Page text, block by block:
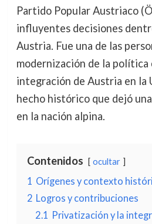
Partido Popular Austriaco
influyentes decisiones
Austria. Fue una de las
modernización de la política
integración de Austria en la
hecho histórico que dejó
en la nación alpina.
Contenidos ocultar
1 Orígenes y contexto
2 Logros y contribuciones
2.1 Privatización y la